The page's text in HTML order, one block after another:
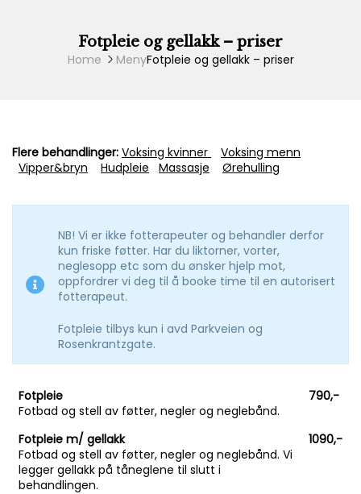
Fotpleie og gellakk – priser
Home MenyFotpleie og gellakk – priser
Flere behandlinger: Voksing kvinner
Voksing menn
Vipper&bryn
Hudpleie Massasje Ørehulling
NB! Vi er ikke fotterapeuter og behandler derfor
kun friske føtter. Har du liktorner, vorter,
neglesopp etc som du ønsker hjelp mot,
oppfordrer vi deg til å booke time til en autorisert
fotterapeut.
Fotpleie tilbys kun i avd Parkveien og
Rosenkrantzgate.
Fotpleie
Fotbad og stell av føtter, negler og neglebånd.
790,-
Fotpleie m/ gellakk
Fotbad og stell av føtter, negler og neglebånd. Vi
legger gellakk på tåneglene til slutt i
behandlingen.
1090,-